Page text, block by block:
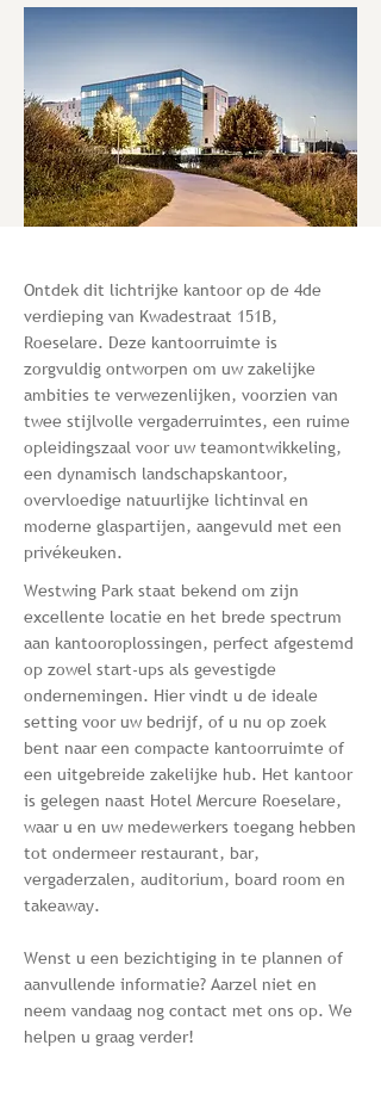
Ontdek dit lichtrijke kantoor op de 4de
verdieping van Kwadestraat 151B,
Roeselare. Deze kantoorruimte is
zorgvuldig ontworpen om uw zakelijke
ambities te verwezenlijken, voorzien van
twee stijlvolle vergaderruimtes, een ruime
opleidingszaal voor uw teamontwikkeling,
een dynamisch landschapskantoor,
overvloedige natuurlijke lichtinval en
moderne glaspartijen, aangevuld met een
privékeuken.
Westwing Park staat bekend om zijn
excellente locatie en het brede spectrum
aan kantooroplossingen, perfect afgestemd
op zowel start-ups als gevestigde
ondernemingen. Hier vindt u de ideale
setting voor uw bedrijf, of u nu op zoek
bent naar een compacte kantoorruimte of
een uitgebreide zakelijke hub. Het kantoor
is gelegen naast Hotel Mercure Roeselare,
waar u en uw medewerkers toegang hebben
tot ondermeer restaurant, bar,
vergaderzalen, auditorium, board room en
takeaway.
Wenst u een bezichtiging in te plannen of
aanvullende informatie? Aarzel niet en
neem vandaag nog contact met ons op. We
helpen u graag verder!